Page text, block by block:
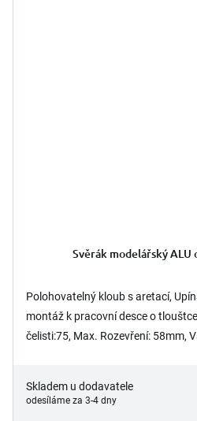
Svěrák modelářský
Polohovatelný kloub s aretací,
montáž k pracovní desce o
čelisti:75, Max. Rozevření: 58mm,
Skladem u dodavatele
odesíláme za 3-4 dny